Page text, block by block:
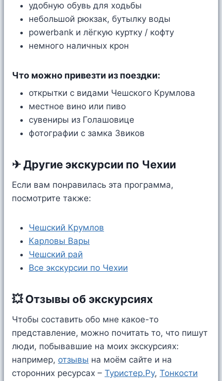
удобную обувь для ходьбы
небольшой рюкзак, бутылку воды
powerbank и лёгкую куртку / кофту
немного наличных крон
Что можно привезти из поездки:
открытки с видами Чешского Крумлова
местное вино или пиво
сувениры из Голашовице
фотографии с замка Звиков
✈ Другие экскурсии по Чехии
Если вам понравилась эта программа,
посмотрите также:
Чешский Крумлов
Карловы Вары
Чешский рай
Все экскурсии по Чехии
💥 Отзывы об экскурсиях
Чтобы составить обо мне какое-то
представление, можно почитать то, что пишут
люди, побывавшие на моих экскурсиях:
например, отзывы на моём сайте и на
сторонних ресурсах – Туристер.Ру, Тонкости